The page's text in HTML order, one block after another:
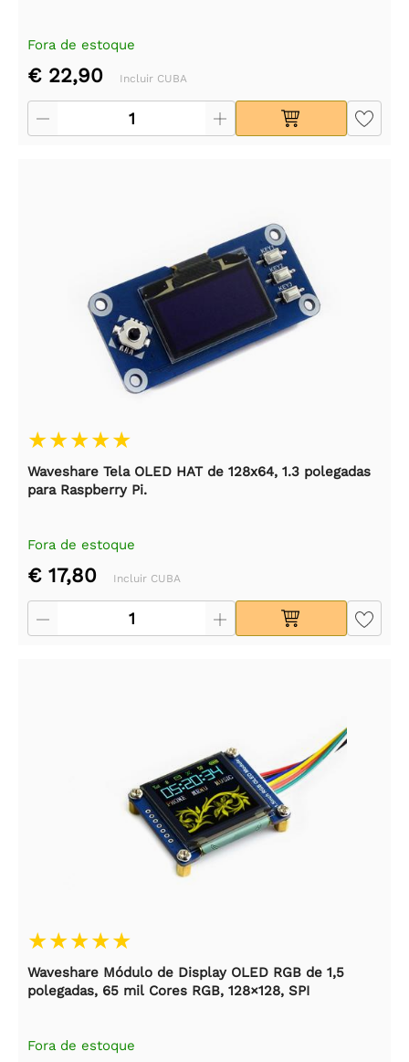
Fora de estoque
€ 22,90 Incluir CUBA
Waveshare Tela OLED HAT de 128x64, 1.3 polegadas
para Raspberry Pi.
Fora de estoque
€ 17,80 Incluir CUBA
Waveshare Módulo de Display OLED RGB de 1,5
polegadas, 65 mil Cores RGB, 128×128, SPI
Fora de estoque